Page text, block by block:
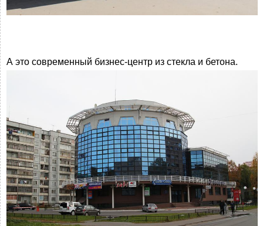
А это современный бизнес-центр из стекла и бетона.